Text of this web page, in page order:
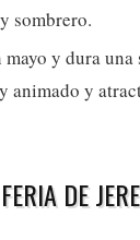
sombrero.
y dura una
animado y
DE